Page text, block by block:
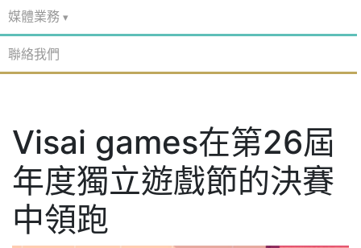
媒體業務
聯絡我們
Visai games在第26屆
年度獨立遊戲節的決賽
中領跑